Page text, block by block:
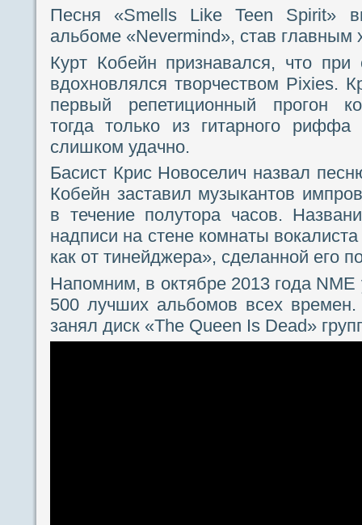
Песня «Smells Like Teen Spirit»
альбоме «Nevermind», став главным
Курт Кобейн признавался, что при
вдохновлялся творчеством Pixies.
первый репетиционный прогон
тогда только из гитарного
слишком удачно.
Басист Крис Новоселич назвал
Кобейн заставил музыкантов
в течение полутора часов.
надписи на стене комнаты
как от тинейджера», сделанной его
Напомним, в октябре 2013 года NME
500 лучших альбомов всех
занял диск «The Queen Is Dead»